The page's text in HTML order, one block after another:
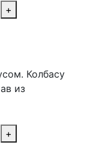
+
Колбасу
из
+